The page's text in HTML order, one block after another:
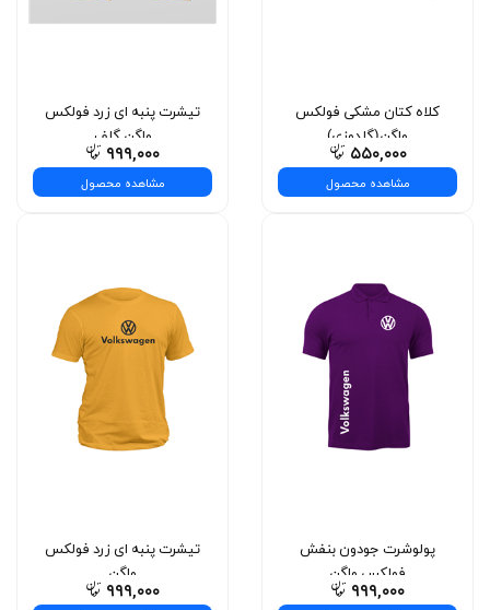
تیشرت پنبه ای زرد فولکس‌
واگن گلف
۹۹۹,۰۰۰
مشاهده محصول
کلاه کتان مشکی فولکس
واگن(گلدوزی)
۵۵۰,۰۰۰
مشاهده محصول
تیشرت پنبه ای زرد فولکس
واگن
۹۹۹,۰۰۰
پولوشرت جودون بنفش
فولکس واگن
۹۹۹,۰۰۰